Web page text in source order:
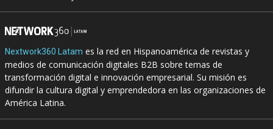
Nextwork360 Latam es la red en Hispanoamérica de revistas y
medios de comunicación digitales B2B sobre temas de
transformación digital e innovación empresarial. Su misión es
difundir la cultura digital y emprendedora en las organizaciones de
América Latina.